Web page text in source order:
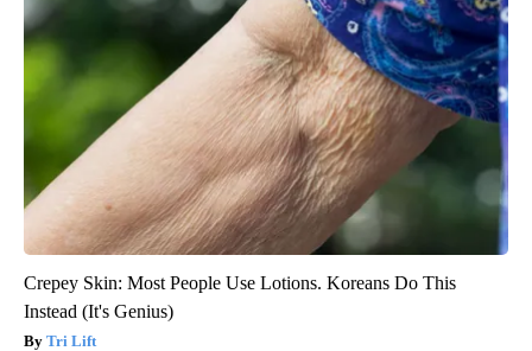
Crepey Skin: Most People Use Lotions. Koreans Do This
Instead (It's Genius)
Tri Lift